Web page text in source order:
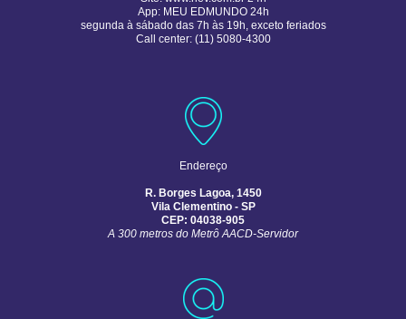
App: MEU EDMUNDO 24h
segunda à sábado das 7h às 19h, exceto feriados
Call center: (11) 5080-4300
Endereço
R. Borges Lagoa, 1450
Vila Clementino - SP
CEP: 04038-905
A 300 metros do Metrô AACD-Servidor